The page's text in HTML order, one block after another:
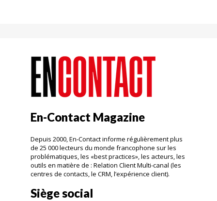
En-Contact Magazine
Depuis 2000, En-Contact informe régulièrement plus
de 25 000 lecteurs du monde francophone sur les
problématiques, les «best practices», les acteurs, les
outils en matière de : Relation Client Multi-canal (les
centres de contacts, le CRM, l’expérience client).
Siège social